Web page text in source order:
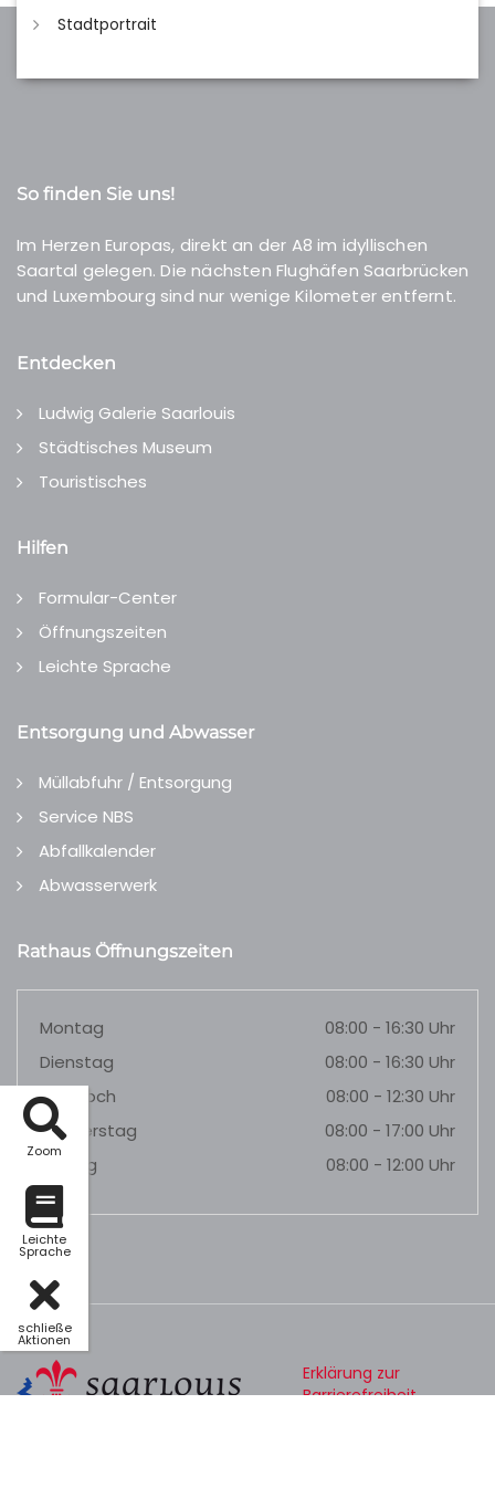
Zoom
Leichte
Sprache
schließe
Aktionen
Stadtportrait
So finden Sie uns!
Im Herzen Europas, direkt an der A8 im idyllischen
Saartal gelegen. Die nächsten Flughäfen Saarbrücken
und Luxembourg sind nur wenige Kilometer entfernt.
Entdecken
Ludwig Galerie Saarlouis
Städtisches Museum
Touristisches
Hilfen
Formular-Center
Öffnungszeiten
Leichte Sprache
Entsorgung und Abwasser
Müllabfuhr / Entsorgung
Service NBS
Abfallkalender
Abwasserwerk
Rathaus Öffnungszeiten
Montag
08:00 - 16:30 Uhr
Dienstag
08:00 - 16:30 Uhr
Mittwoch
08:00 - 12:30 Uhr
Donnerstag
08:00 - 17:00 Uhr
Freitag
08:00 - 12:00 Uhr
Erklärung zur
Barrierefreiheit